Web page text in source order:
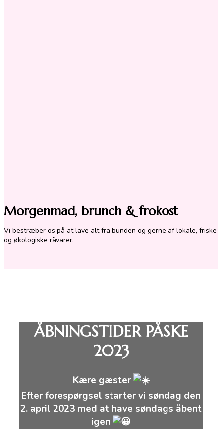
Morgenmad, brunch & frokost
Vi bestræber os på at lave alt fra bunden og gerne af lokale, friske
og økologiske råvarer.
ÅBNINGSTIDER PÅSKE
2023
Kære gæster
Efter forespørgsel starter vi søndag den
2. april 2023 med at have søndags åbent
igen